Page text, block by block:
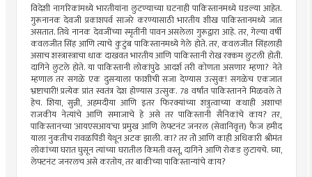
विदेशी नागरिकांमध्ये भारतीयांना लुटण्याच्या घटनाही पाकिस्तानमध्ये घडल्या आहेत.
गुरूनानक देवजी प्रकाशपर्व साजरे करण्यासाठी भारतीय शीख पाकिस्तानमध्ये जात
असतात. तिथे नानक देवजींच्या स्मृतींनी पावन असलेला गुरूद्वारा आहे. तर, गेल्या वर्षी
कवलजीत सिंह आणि त्याचे कुटुंब पाकिस्तानमध्ये गेले होते. तर, कवलजीत सिंहलाही
असाच शस्त्रास्त्राचा धाक दाखवत भारतीय आणि पाकिस्तानी रोख रक्कम लुटली होती.
दागिने लुटले होते. या पाकिस्तानी लोकांपुढे आदर्श तरी कोणता असणार म्हणा? नेते
म्हणाल तर सगळे एक दुसर्‍याला फाशीची सजा देण्यास उत्सुक! सगळेच एकजात
भ्रष्टाचारी! प्रत्येक प्रांत स्वतंत्र देश होण्यास उत्सुक. 78 वर्षांत पाकिस्तानने मिळवले ते
हेच. शिया, सुन्नी, अहमदीया आणि इतर फिरक्यांच्या शत्रुत्वाच्या कथाही अशाच!
राजकीय नेत्यांचे आणि समाजाचे हे असे तर पाकिस्तानी सैनिकांचे काय? तर,
पाकिस्तानच्या ‘आयएसआय’चा प्रमुख आणि लेफ्टनंट जनरल (सेवानिवृत्त) फैज हमीद
याला नुकतीच रावळपिंडी येथून अटक झाली. का? तर तोे आणि काही अधिकारी श्रीमंत
लोकांच्या घरात घुसून त्यांच्या घरातील किमती वस्तू, दागिने आणि रोकड लुटायचे. घ्या,
लेफ्टनंट जनरलच असे करतोय, तर बाकीच्या पाकिस्तान्यांचे काय?